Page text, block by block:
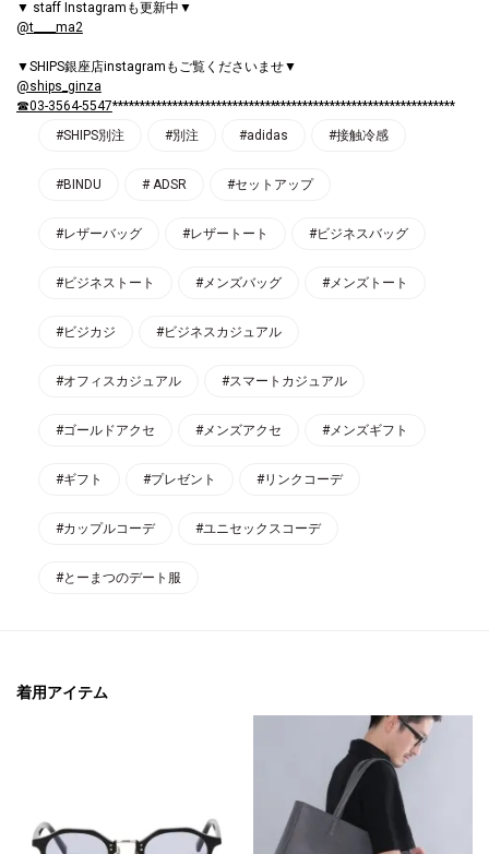
▼ staff Instagramも更新中▼
@t____ma2
▼SHIPS銀座店instagramもご覧くださいませ▼
@ships_ginza
☎03-3564-5547***************************************************************
#SHIPS別注
#別注 #adidas #接触冷感
#BINDU # ADSR #セットアップ
#レザーバッグ #レザートート #ビジネスバッグ
#ビジネストート #メンズバッグ #メンズトート
#ビジカジ #ビジネスカジュアル
#オフィスカジュアル #スマートカジュアル
#ゴールドアクセ #メンズアクセ #メンズギフト
#ギフト #プレゼント #リンクコーデ
#カップルコーデ #ユニセックスコーデ
#とーまつのデート服
着用アイテム